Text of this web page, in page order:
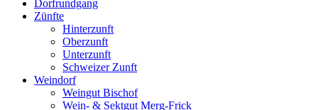
Dorfrundgang
Zünfte
Hinterzunft
Oberzunft
Unterzunft
Schweizer Zunft
Weindorf
Weingut Bischof
Wein- & Sektgut Merg-Frick